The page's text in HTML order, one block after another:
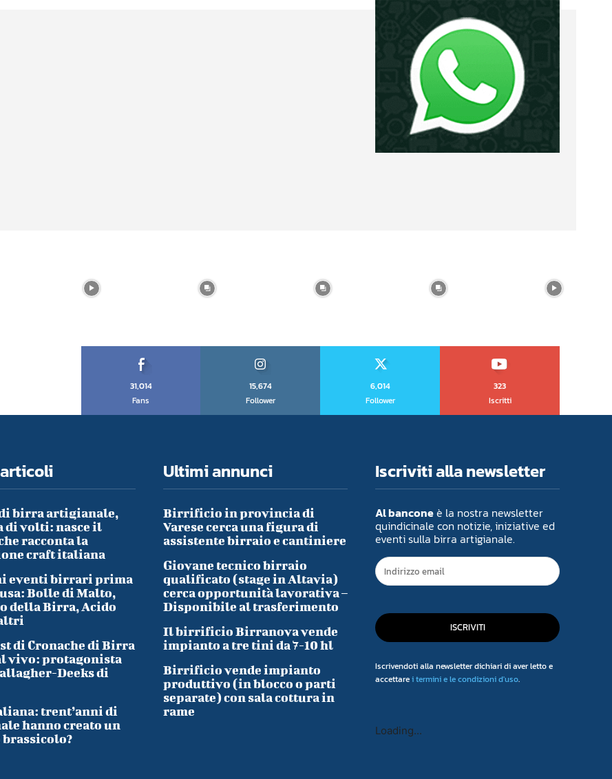
31,014
Fans
15,674
Follower
6,014
Follower
323
Iscritti
birra artigianale,
di volti: nasce il
racconta la
craft italiana
eventi birrari prima
Bolle di Malto,
della Birra, Acido
di Cronache di Birra
vivo: protagonista
Deeks di
trent’anni di
hanno creato un
Ultimi annunci
Birrificio in provincia di
Varese cerca una figura di
assistente birraio e cantiniere
Giovane tecnico birraio
qualificato (stage in Altavia)
cerca opportunità lavorativa –
Disponibile al trasferimento
Il birrificio Birranova vende
impianto a tre tini da 7-10 hl
Birrificio vende impianto
produttivo (in blocco o parti
separate) con sala cottura in
rame
Iscriviti alla newsletter
Al banconeè la nostra newsletter
quindicinale con notizie, iniziative ed
eventi sulla birra artigianale.
ISCRIVITI
Iscrivendoti alla newsletter dichiari di aver letto e
accettarei termini e le condizioni d'uso.
Loading...